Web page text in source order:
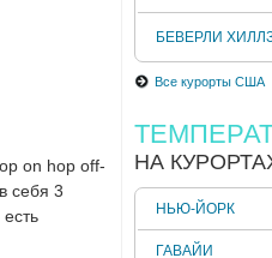
on hop off-
себя 3
БЕВЕРЛИ
Все курорты США
НА
НЬЮ-ЙОРК
ГАВАЙИ